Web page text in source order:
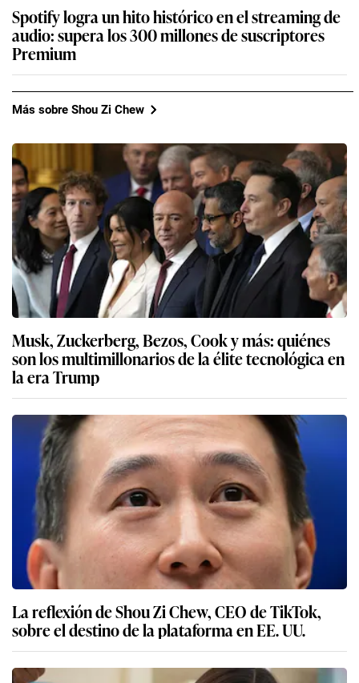
Spotify logra un hito histórico en el streaming de
audio: supera los 300 millones de suscriptores
Premium
Más sobre Shou Zi Chew
Musk, Zuckerberg, Bezos, Cook y más: quiénes
son los multimillonarios de la élite tecnológica en
la era Trump
La reflexión de Shou Zi Chew, CEO de TikTok,
sobre el destino de la plataforma en EE. UU.